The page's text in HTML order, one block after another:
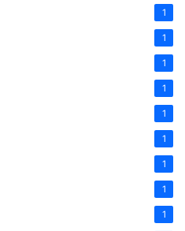
1
1
1
1
1
1
1
1
1